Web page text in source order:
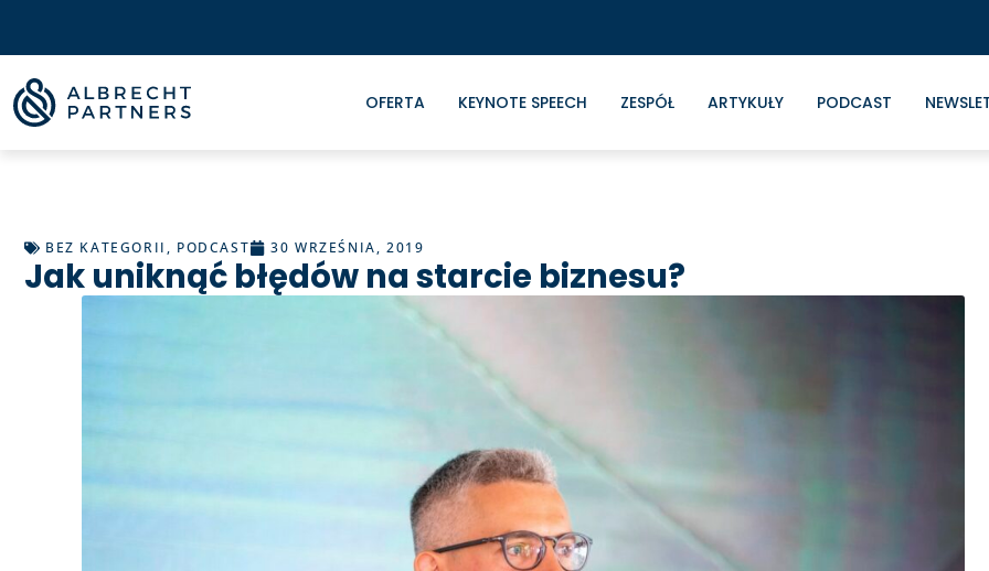
OFERTA KEYNOTE SPEECH ZESPÓŁ ARTYKUŁY PODCAST
BEZ KATEGORII , PODCAST 30 WRZEŚNIA, 2019
Jak uniknąć błędów na starcie biznesu?